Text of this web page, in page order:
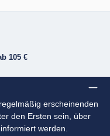
105 €
erscheinenden
den Ersten sein, über
werden.